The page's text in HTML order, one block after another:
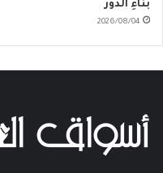
بناءِ الدور
2026/08/04